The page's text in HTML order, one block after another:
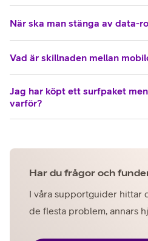
När ska man stänga av data-
Vad är skillnaden mellan
Jag har köpt ett surfpaket
varför?
Har du frågor och
I våra supportguider hittar
de flesta problem, annars